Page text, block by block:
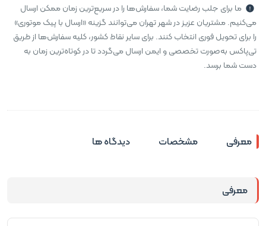
ما برای جلب رضایت شما، سفارش‌ها را در سریع‌ترین زمان ممکن ارسال
می‌کنیم. مشتریان عزیز در شهر تهران می‌توانند گزینه «ارسال با پیک موتوری»
را برای تحویل فوری انتخاب کنند. برای سایر نقاط کشور، کلیه سفارش‌ها از طریق
تی‌پاکس به‌صورت تخصصی و ایمن ارسال می‌گردد تا در کوتاه‌ترین زمان به
دست شما برسد.
معرفی مشخصات دیدگاه ها
معرفی